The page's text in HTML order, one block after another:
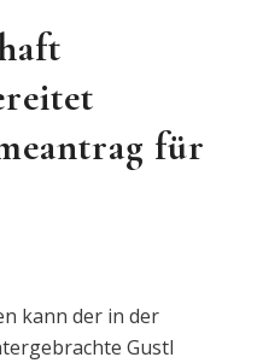
für
kann der in der
Gustl